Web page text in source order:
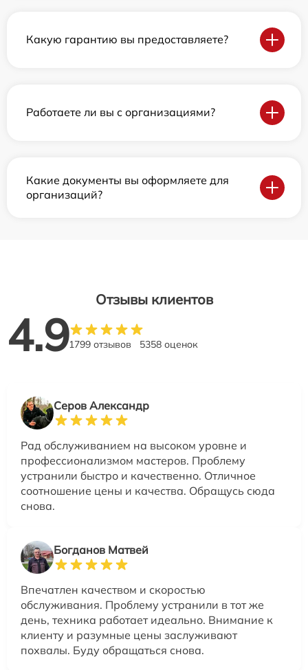
Какую гарантию вы предоставляете?
Работаете ли вы с организациями?
Какие документы вы оформляете для
организаций?
Отзывы клиентов
4.91799 отзывов 5358 оценок
Серов Александр
Рад обслуживанием на высоком уровне и
профессионализмом мастеров. Проблему
устранили быстро и качественно. Отличное
соотношение цены и качества. Обращусь сюда
снова.
Богданов Матвей
Впечатлен качеством и скоростью
обслуживания. Проблему устранили в тот же
день, техника работает идеально. Внимание к
клиенту и разумные цены заслуживают
похвалы. Буду обращаться снова.